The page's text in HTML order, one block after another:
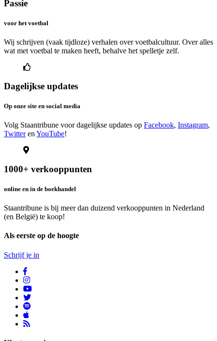
Passie
voor het voetbal
Wij schrijven (vaak tijdloze) verhalen over voetbalcultuur. Over alles
wat met voetbal te maken heeft, behalve het spelletje zelf.
Dagelijkse updates
Op onze site en social media
Volg Staantribune voor dagelijkse updates op Facebook, Instagram,
Twitteren YouTube!
1000+ verkooppunten
online en in de boekhandel
Staantribune is bij meer dan duizend verkooppunten in Nederland
(en België) te koop!
Als eerste op de hoogte
Schrijf je in